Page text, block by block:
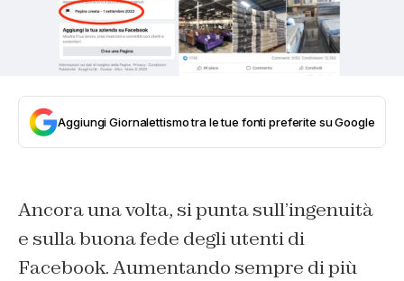
Aggiungi Giornalettismo tra le tue fonti preferite su Google
Ancora una volta, si punta sull’ingenuità
e sulla buona fede degli utenti di
Facebook. Aumentando sempre di più